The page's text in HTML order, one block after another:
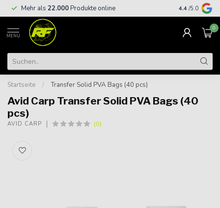
Mehr als 22.000Produkte online Kostenloser
€
4.4 /5.0
MENU
0
Startseite / Transfer Solid PVA Bags (40 pcs)
Avid Carp Transfer Solid PVA Bags (40
pcs)
AVID CARP (0)